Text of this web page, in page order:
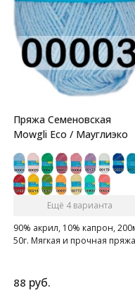
Пряжа Семеновская
Mowgli Eco / Мауглиэко
Ещё 4 варианта
90% акрил, 10% капрон,
50г. Мягкая и прочная
88 руб.